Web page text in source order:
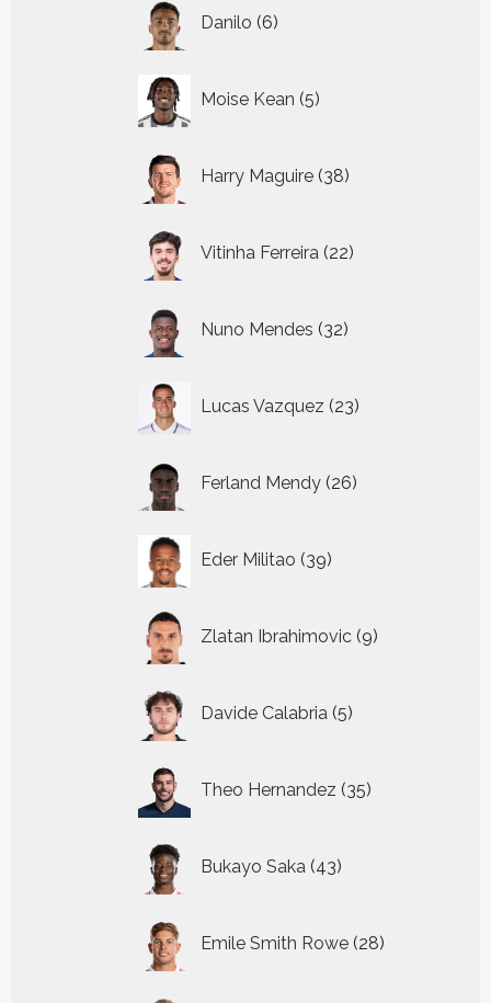
Danilo 6
producten
Moise Kean 5
producten
Harry Maguire 38
producten
Vitinha Ferreira 22
producten
Nuno Mendes 32
producten
Lucas Vazquez 23
producten
Ferland Mendy 26
producten
Eder Militao 39
producten
Zlatan Ibrahimovic 9
producten
Davide Calabria 5
producten
Theo Hernandez 35
producten
Bukayo Saka 43
producten
Emile Smith Rowe 28
producten